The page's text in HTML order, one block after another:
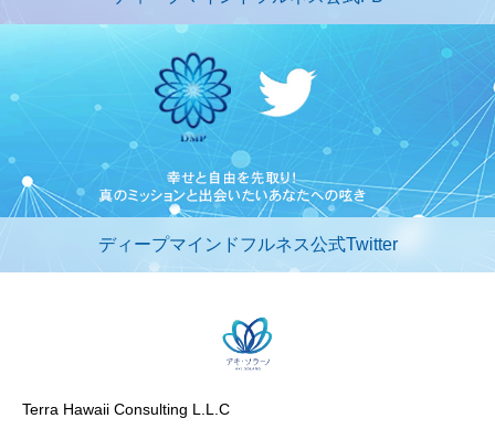
ディープマインドフルネス公式Twitter
Terra Hawaii Consulting L.L.C